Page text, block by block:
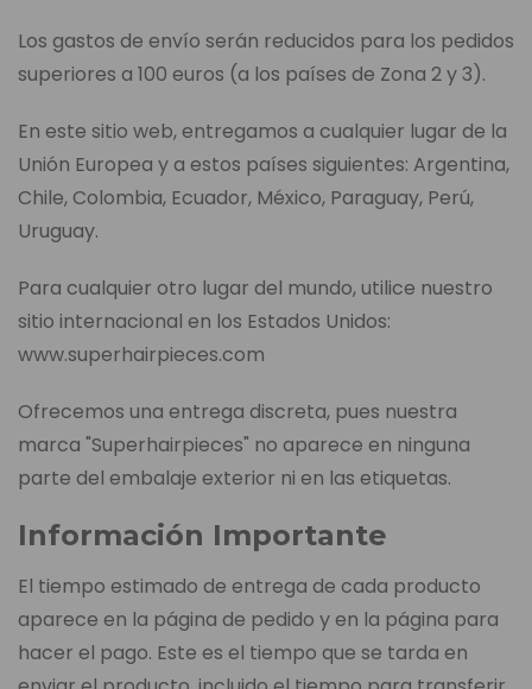
Los gastos de envío serán reducidos para los pedidos
superiores a 100 euros (a los países de Zona 2 y 3).
En este sitio web, entregamos a cualquier lugar de la
Unión Europea y a estos países siguientes: Argentina,
Chile, Colombia, Ecuador, México, Paraguay, Perú,
Uruguay.
Para cualquier otro lugar del mundo, utilice nuestro
sitio internacional en los Estados Unidos:
www.superhairpieces.com
Ofrecemos una entrega discreta, pues nuestra
marca "Superhairpieces" no aparece en ninguna
parte del embalaje exterior ni en las etiquetas.
Información Importante
El tiempo estimado de entrega de cada producto
aparece en la página de pedido y en la página para
hacer el pago. Este es el tiempo que se tarda en